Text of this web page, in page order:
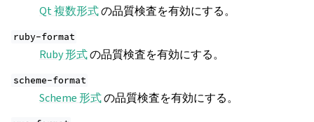
Qt 複数形式の品質検査を有効にする。
ruby-format
Ruby 形式の品質検査を有効にする。
scheme-format
Scheme 形式の品質検査を有効にする。